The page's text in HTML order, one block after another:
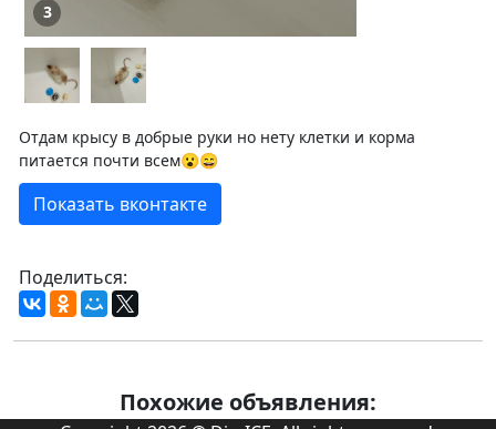
3
Отдам крысу в добрые руки но нету клетки и корма
питается почти всем😮😄
Показать вконтакте
Поделиться:
Похожие объявления: